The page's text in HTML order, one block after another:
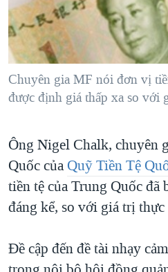
"Tìm"NGƯỜI VIỆT HẢI NGOẠI
ĐỜI SỐNG
KINH TẾ
KHOA HỌC
VĂN HOÁ
THỂ THAO
GIÁO DỤC
TẠI
HÀNH TRÌNH BẦU CỬ 2024
MỘT NĂM CHIẾN TRANH TẠI
GIẢI MÃ VÀNH ĐAI & CON
NGÀY TỊ NẠN THẾ GIỚI
GROUND ZERO – XƯA VÀ NAY
CHI PHÍ CHIẾN TRANH
CÁC GIÁ TRỊ CỘNG HÒA Ở
TRỊNH VĨNH BÌNH VS. CHÍNH
VIDEO
NGHE
MẠNG XÃ HỘI
Ngôn ngữ khác
Chuyên gia MF nói đơn vị
được định giá thấp xa so với
Ông Nigel Chalk, chuyên
Quốc củaQuỹ Tiền Tệ
tiền tệ của Trung Quốc đã
đáng kể, so với giá trị thực
Đề cập đến đề tài nhạy